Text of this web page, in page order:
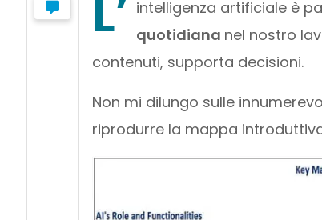
intelligenza artificiale è
quotidiana nel nostro
contenuti, supporta decisioni.
Non mi dilungo sulle
riprodurre la mappa